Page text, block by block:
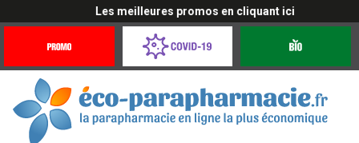
Les meilleures promos en cliquant ici
Offres
Coronavirus